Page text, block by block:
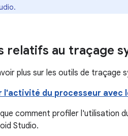
relatifs au traçage
plus sur les outils de traçage
l'activité du processeur avec
comment profiler l'utilisation
Studio.